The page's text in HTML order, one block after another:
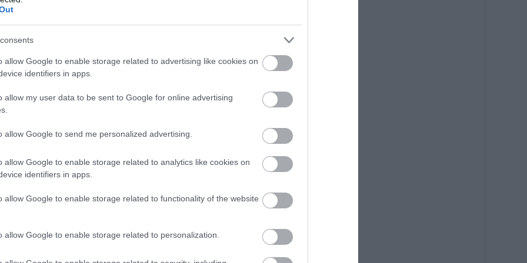
allow Google to enable storage related to advertising like cookies on
identifiers in apps.
allow my user data to be sent to Google for online advertising
allow Google to send me personalized advertising.
allow Google to enable storage related to analytics like cookies on
identifiers in apps.
allow Google to enable storage related to functionality of the website
allow Google to enable storage related to personalization.
kipárolgó vízgőzben
bukkantak, amely megkötheti
így ártalmatlanítva azokat.
fertőtleníteni tudják a levegőt. A kísérletek során
hidrogén-peroxidot.